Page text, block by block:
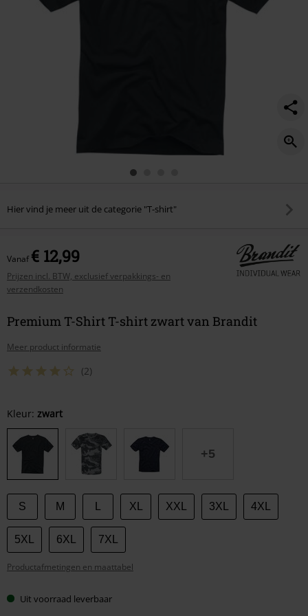
Hier vind je meer uit de categorie "T-shirt"
Vanaf€ 12,99
Prijzen incl. BTW, exclusief verpakkings- en
verzendkosten
Premium T-Shirt T-shirt zwart van Brandit
Meer product informatie
(2)
Kies
je
maat
Kleur: zwart
+5
S M XL XXL 3XL 4XL
5XL 6XL 7XL
Productafmetingen en maattabel
Uit voorraad leverbaar